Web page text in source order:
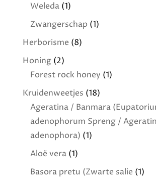
Weleda(1)
Zwangerschap (1)
Herborisme (8)
Honing(2)
Forest rock honey (1)
Kruidenweetjes (18)
Ageratina / Banmara
adenophorum Spreng /
adenophora) (1)
Aloë vera(1)
Basora pretu (Zwarte salie (1)